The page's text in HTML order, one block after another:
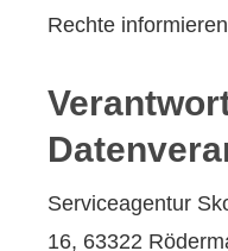
Rechte
Serviceagentur
16, 63322